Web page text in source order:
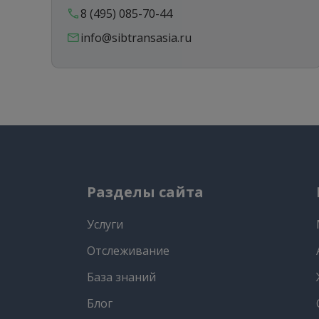
8 (495) 085-70-44
info@sibtransasia.ru
Разделы сайта
Услуги
Отслеживание
База знаний
Блог